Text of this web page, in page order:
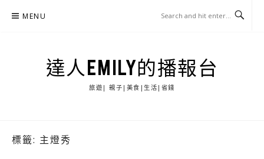
MENU
達人EMILY的播報台
旅遊| 親子|美食|生活|省錢
標籤: 主燈秀